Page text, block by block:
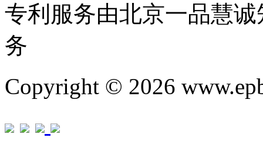
专利服务由北京一品慧
务
Copyright © 2026